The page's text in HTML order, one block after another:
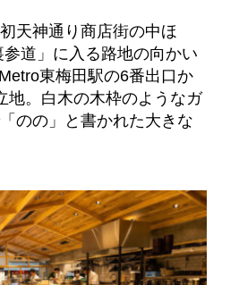
天神通り商店街の中ほ
道」に入る路地の向かい
東梅田駅の6番出口か
地。白木の木枠のようなガ
のの」と書かれた大きな